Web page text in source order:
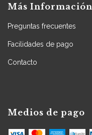
Más Información
Preguntas frecuentes
Facilidades de pago
Contacto
Medios de pago